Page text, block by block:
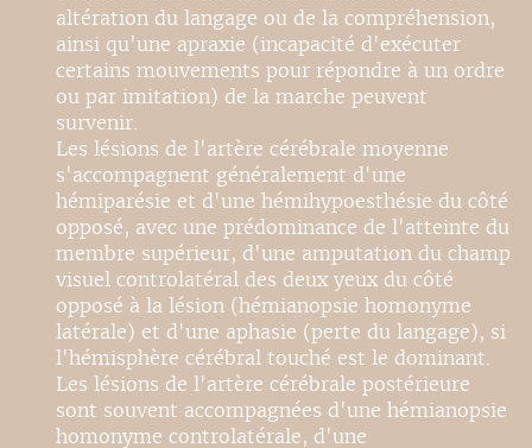
altération du langage ou de la compréhension,
ainsi qu'une apraxie (incapacité d'exécuter
certains mouvements pour répondre à un ordre
ou par imitation) de la marche peuvent
survenir.
Les lésions de l'artère cérébrale moyenne
s'accompagnent généralement d'une
hémiparésie et d'une hémihypoesthésie du côté
opposé, avec une prédominance de l'atteinte du
membre supérieur, d'une amputation du champ
visuel controlatéral des deux yeux du côté
opposé à la lésion (hémianopsie homonyme
latérale) et d'une aphasie (perte du langage), si
l'hémisphère cérébral touché est le dominant.
Les lésions de l'artère cérébrale postérieure
sont souvent accompagnées d'une hémianopsie
homonyme controlatérale, d'une